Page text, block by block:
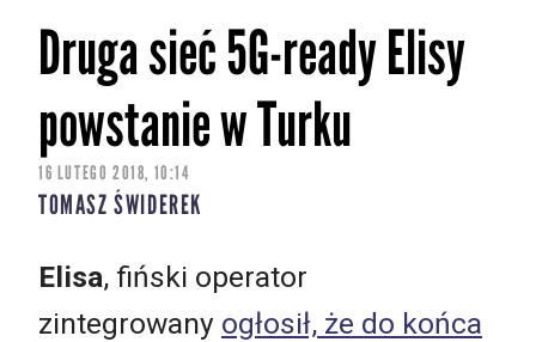
Druga sieć 5G-ready Elisy
powstanie w Turku
16 LUTEGO 2018, 10:14
TOMASZ ŚWIDEREK
Elisa, fiński operator
zintegrowany ogłosił, że do końca